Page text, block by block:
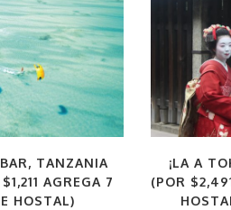
TANZANIA
AGREGA 7
HOSTAL)
¡LA A
(POR